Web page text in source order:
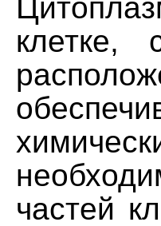
клетке,
частей